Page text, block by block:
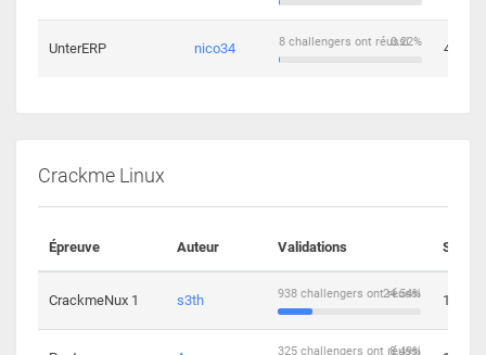
UnterERP nico34 0.22%
8 challengers ont réussi 4
Crackme Linux
Épreuve Auteur Validations
CrackmeNux 1 s3th 24.54%
938 challengers ont réussi 14
8.49%
325 challengers ont réussi